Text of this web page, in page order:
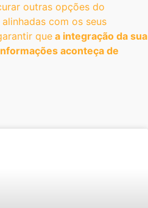
outras opções do
com os seus
que a integração da sua
aconteça de